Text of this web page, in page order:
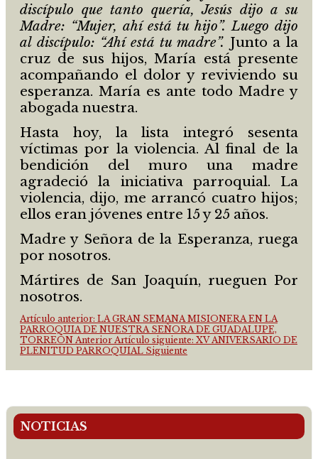
discípulo que tanto quería, Jesús dijo a su
Madre: “Mujer, ahí está tu hijo”. Luego dijo
al discípulo: “Ahí está tu madre”. Junto a la
cruz de sus hijos, María está presente
acompañando el dolor y reviviendo su
esperanza. María es ante todo Madre y
abogada nuestra.
Hasta hoy, la lista integró sesenta
víctimas por la violencia. Al final de la
bendición del muro una madre
agradeció la iniciativa parroquial. La
violencia, dijo, me arrancó cuatro hijos;
ellos eran jóvenes entre 15 y 25 años.
Madre y Señora de la Esperanza, ruega
por nosotros.
Mártires de San Joaquín, rueguen Por
nosotros.
Artículo anterior: LA GRAN SEMANA MISIONERA EN LA
PARROQUIA DE NUESTRA SEÑORA DE GUADALUPE,
TORREÓN Anterior Artículo siguiente: XV ANIVERSARIO DE
PLENITUD PARROQUIAL Siguiente
NOTICIAS